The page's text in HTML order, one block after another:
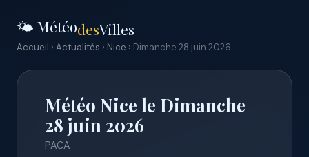
🌤️ MétéodesVilles
Accueil › Actualités › Nice › Dimanche 28 juin 2026
Météo Nice le Dimanche
28 juin 2026
PACA